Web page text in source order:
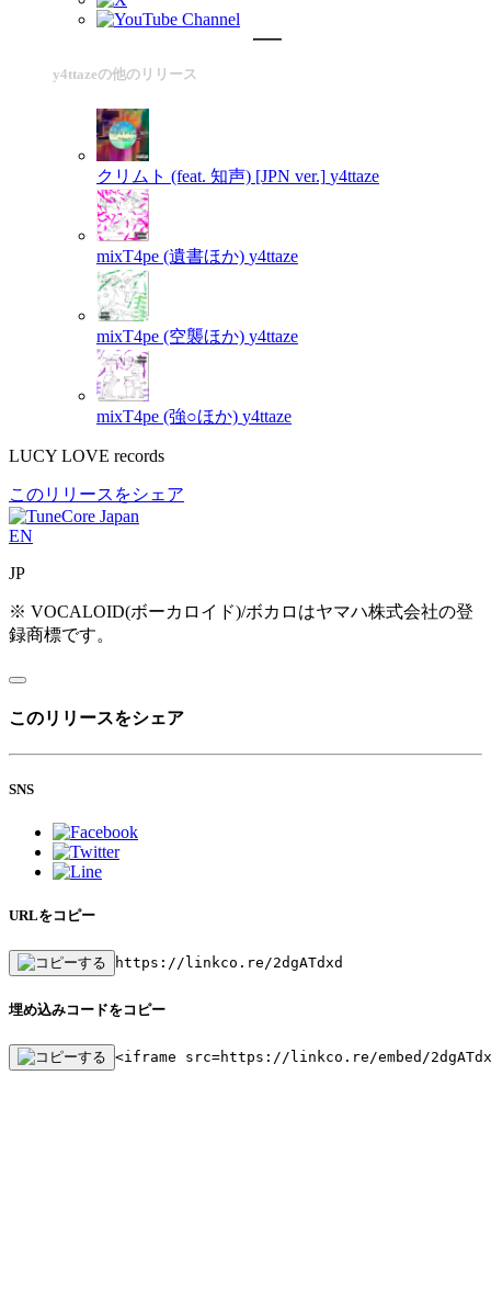
y4ttazeの他のリリース
クリムト (feat. 知声) [JPN ver.] y4ttaze
mixT4pe (遺書ほか) y4ttaze
mixT4pe (空襲ほか) y4ttaze
mixT4pe (強○ほか) y4ttaze
LUCY LOVE records
このリリースをシェア
EN
JP
※ VOCALOID(ボーカロイド)/ボカロはヤマハ株式会社の登
録商標です。
このリリースをシェア
SNS
URLをコピー
https://linkco.re/2dgATdxd
埋め込みコードをコピー
<iframe src=https://linkco.re/embed/